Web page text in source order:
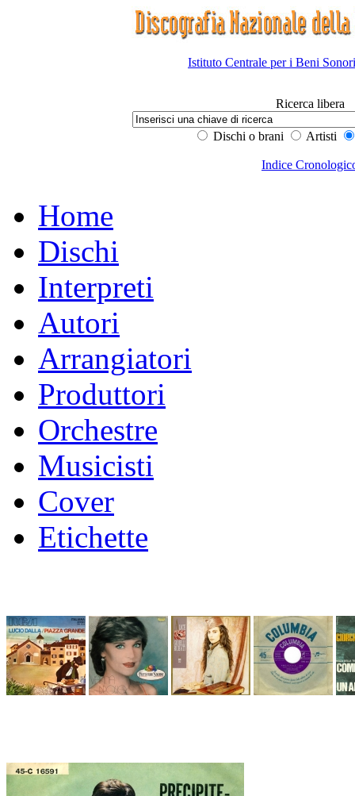
Istituto Centrale per i Beni
Ricerca libera
Dischi o brani Artisti
Indice
Home
Dischi
Interpreti
Autori
Arrangiatori
Produttori
Orchestre
Musicisti
Cover
Etichette